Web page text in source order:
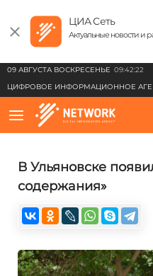
ЦИА Сеть
Актуальные новости и
09 АВГУСТА ВОСКРЕСЕНЬЕ 09:42:22
ЦИФРОВОЕ ИНФОРМАЦИОННОЕ
В Ульяновске
содержания»